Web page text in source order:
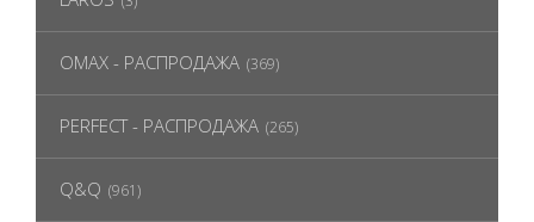
OMAX - РАСПРОДАЖА (369)
PERFECT - РАСПРОДАЖА (265)
Q&Q (961)